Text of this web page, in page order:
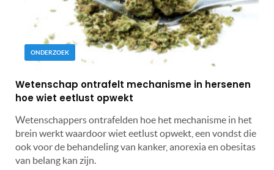
ONDERZOEK
Wetenschap ontrafelt mechanisme in hersenen
hoe wiet eetlust opwekt
Wetenschappers ontrafelden hoe het mechanisme in het
brein werkt waardoor wiet eetlust opwekt, een vondst die
ook voor de behandeling van kanker, anorexia en obesitas
van belang kan zijn.